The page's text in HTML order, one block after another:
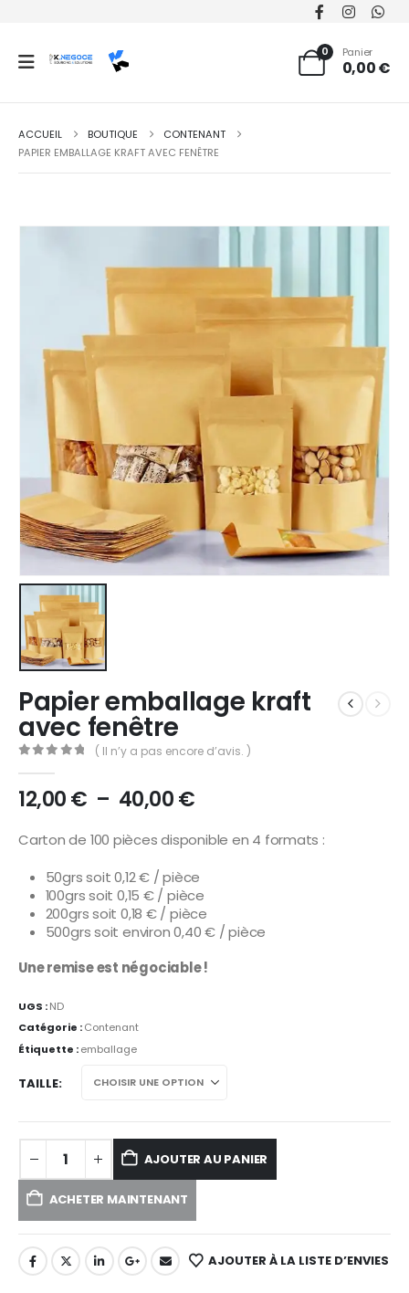
0 Panier
0,00€
ACCUEIL BOUTIQUE
CONTENANT
PAPIER EMBALLAGE KRAFT AVEC FENÊTRE
Papier emballage kraft
avec fenêtre
( Il n’y a pas encore d’avis. )
12,00€ – 40,00€
Carton de 100 pièces disponible en 4 formats :
50grs soit 0,12 € / pièce
100grs soit 0,15 € / pièce
200grs soit 0,18 € / pièce
500grs soit environ 0,40 € / pièce
Une remise est négociable !
UGS :ND
Catégorie :Contenant
Étiquette :emballage
TAILLE
AJOUTER AU PANIER
ACHETER MAINTENANT
AJOUTER À LA LISTE D’ENVIES